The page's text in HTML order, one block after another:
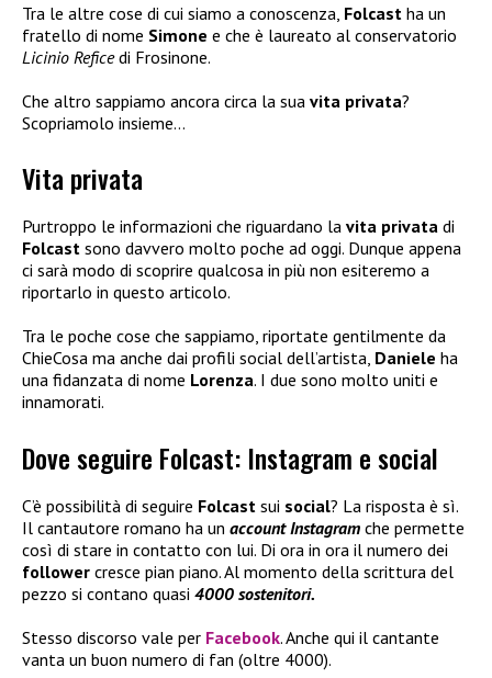
Tra le altre cose di cui siamo a conoscenza, Folcast ha un
fratello di nome Simone e che è laureato al conservatorio
Licinio Reficedi Frosinone.
Che altro sappiamo ancora circa la sua vita privata?
Scopriamolo insieme…
Vita privata
Purtroppo le informazioni che riguardano la vita privata di
Folcast sono davvero molto poche ad oggi. Dunque appena
ci sarà modo di scoprire qualcosa in più non esiteremo a
riportarlo in questo articolo.
Tra le poche cose che sappiamo, riportate gentilmente da
ChieCosa ma anche dai profili social dell’artista, Daniele ha
una fidanzata di nome Lorenza. I due sono molto uniti e
innamorati.
Dove seguire Folcast: Instagram e social
C’è possibilità di seguire Folcast sui social? La risposta è sì.
Il cantautore romano ha un account Instagram che permette
così di stare in contatto con lui. Di ora in ora il numero dei
follower cresce pian piano. Al momento della scrittura del
pezzo si contano quasi 4000 sostenitori.
Stesso discorso vale per Facebook. Anche qui il cantante
vanta un buon numero di fan (oltre 4000).